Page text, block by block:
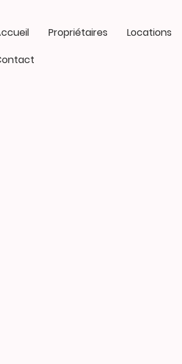
Propriétaires Locations